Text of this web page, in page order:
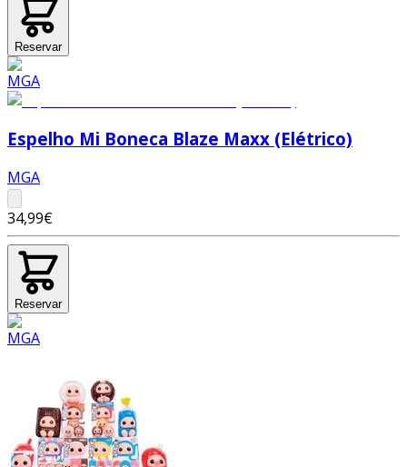
Reservar
Espelho Mi Boneca Blaze Maxx (Elétrico)
MGA
34,99€
Reservar